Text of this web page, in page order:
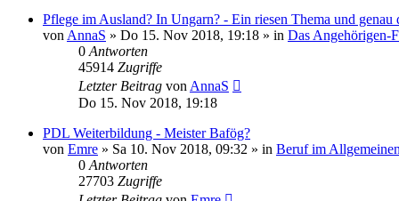
Pflege im Ausland? In Ungarn? - Ein riesen Thema und
von AnnaS » Do 15. Nov 2018, 19:18 » in Das Angehörigen-
0 Antworten
45914 Zugriffe
Letzter Beitrag von AnnaS
Do 15. Nov 2018, 19:18
PDL Weiterbildung - Meister Bafög?
von Emre » Sa 10. Nov 2018, 09:32 » in Beruf im Allgemeinen
0 Antworten
27703 Zugriffe